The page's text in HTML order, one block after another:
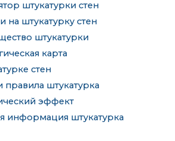
штукатурки стен
на штукатурку стен
штукатурки
карта
стен
штукатурка
эффект
информация штукатурка